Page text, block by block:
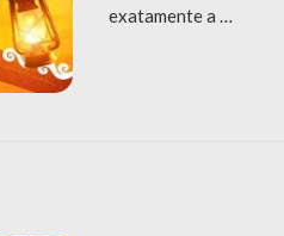
exatamente a …